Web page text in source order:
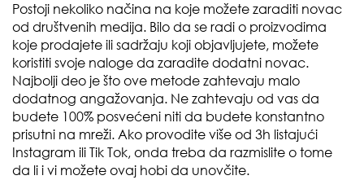
Postoji nekoliko načina na koje možete zaraditi novac
od društvenih medija. Bilo da se radi o proizvodima
koje prodajete ili sadržaju koji objavljujete, možete
koristiti svoje naloge da zaradite dodatni novac.
Najbolji deo je što ove metode zahtevaju malo
dodatnog angažovanja. Ne zahtevaju od vas da
budete 100% posvećeni niti da budete konstantno
prisutni na mreži. Ako provodite više od 3h listajući
Instagram ili Tik Tok, onda treba da razmislite o tome
da li i vi možete ovaj hobi da unovčite.